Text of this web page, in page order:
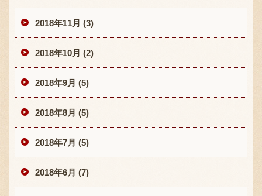
2018年11月 (3)
2018年10月 (2)
2018年9月 (5)
2018年8月 (5)
2018年7月 (5)
2018年6月 (7)